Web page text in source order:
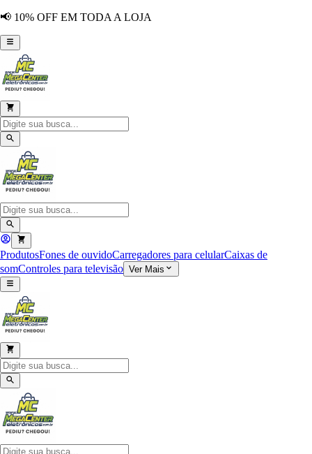
📢 10% OFF EM TODA A LOJA
ProdutosFones de ouvidoCarregadores para celularCaixas de
somControles para televisão Ver Mais